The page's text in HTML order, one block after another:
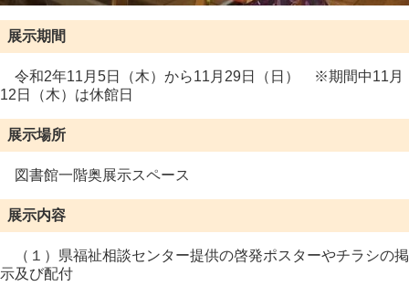
展示期間
令和2年11月5日（木）から11月29日（日） ※期間中11月
12日（木）は休館日
展示場所
図書館一階奥展示スペース
展示内容
（１）県福祉相談センター提供の啓発ポスターやチラシの掲
示及び配付